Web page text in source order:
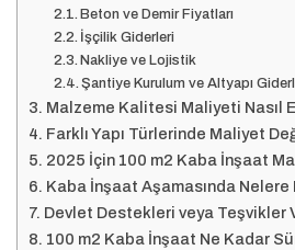
Beton ve Demir Fiyatları
İşçilik Giderleri
Nakliye ve Lojistik
Şantiye Kurulum ve Altyapı
Malzeme Kalitesi Maliyeti Nasıl
Farklı Yapı Türlerinde Maliyet
2025 İçin 100 m2 Kaba İnşaat
Kaba İnşaat Aşamasında
Devlet Destekleri veya Teşvikler
100 m2 Kaba İnşaat Ne Kadar